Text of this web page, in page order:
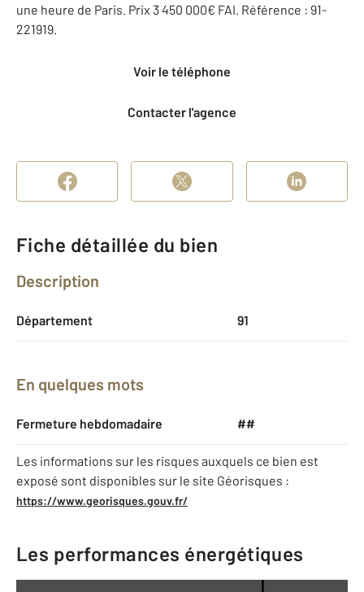
une heure de Paris. Prix 3 450 000€ FAI. Référence : 91-
221919.
Voir le téléphone
Contacter l'agence
Fiche détaillée du bien
Description
Département 91
En quelques mots
Fermeture hebdomadaire ##
Les informations sur les risques auxquels ce bien est
exposé sont disponibles sur le site Géorisques :
https://www.georisques.gouv.fr/
Les performances énergétiques